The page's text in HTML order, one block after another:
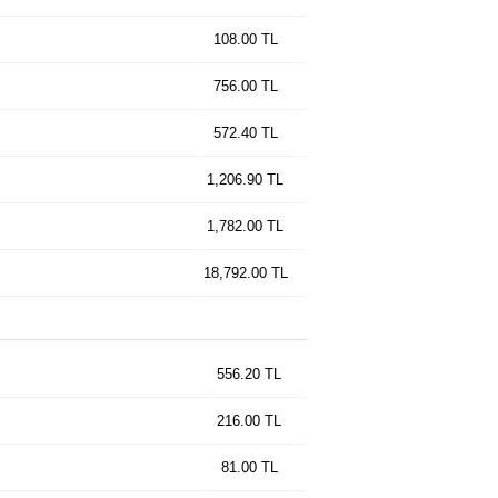
108.00 TL
756.00 TL
572.40 TL
1,206.90 TL
1,782.00 TL
18,792.00 TL
556.20 TL
216.00 TL
81.00 TL